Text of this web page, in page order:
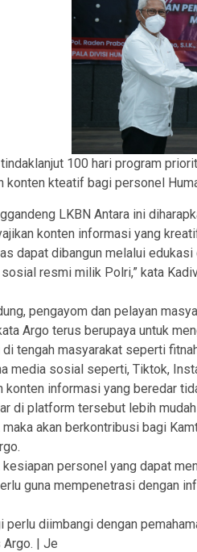
100 hari program
konten kteatif bagi personel
LKBN Antara ini
konten informasi yang
dapat dibangun melalui
resmi milik Polri,” kata
pengayom dan pelayan
Argo terus berupaya untuk
tengah masyarakat seperti
media sosial seperti, Tiktok,
konten informasi yang beredar
di platform tersebut lebih
akan berkontribusi bagi
kesiapan personel yang dapat
guna mempenetrasi dengan
perlu diimbangi dengan
Argo. | Je